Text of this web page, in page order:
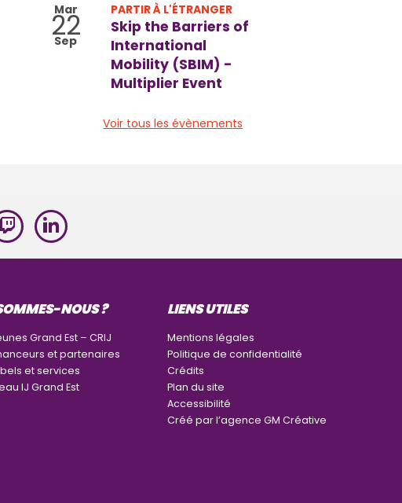
Mar
22
Sep
PARTIR À L'ÉTRANGER
Skip the Barriers of
International
Mobility (SBIM) -
Multiplier Event
Voir tous les évènements
NOUS ?
Grand Est – CRIJ
et partenaires
et services
IJ Grand Est
LIENS UTILES
Mentions légales
Politique de confidentialité
Crédits
Plan du site
Accessibilité
Créé par l’agence GM Créative